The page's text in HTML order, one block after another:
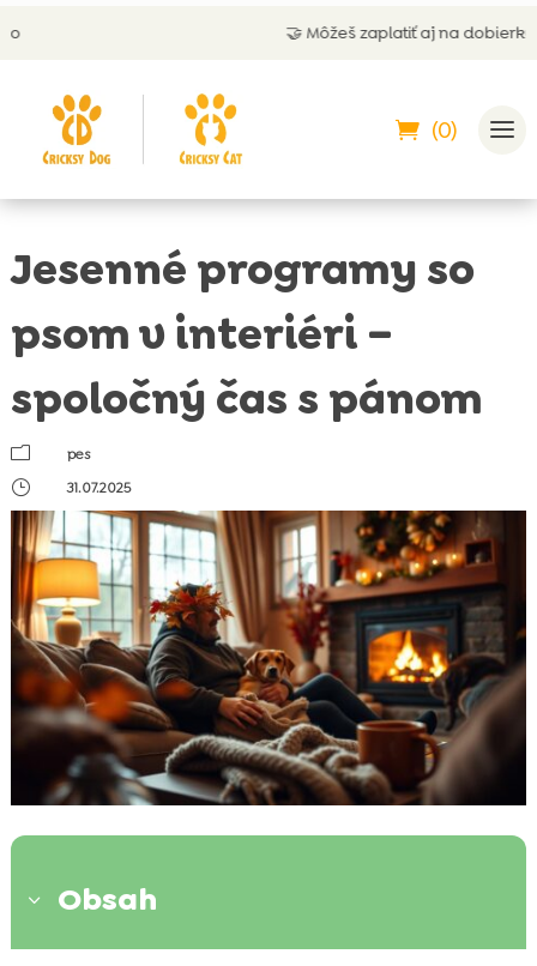
🤝 Môžeš zaplatiť aj na dobierku
(0)
Jesenné programy so
psom v interiéri –
spoločný čas s pánom
m
pes
}
31.07.2025
3 Obsah